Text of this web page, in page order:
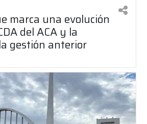
marca una evolución
del ACA y la
gestión anterior